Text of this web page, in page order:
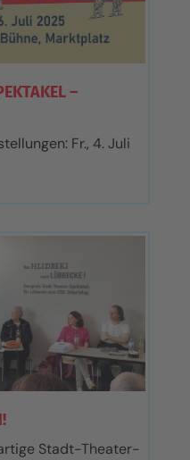
–
Fr., 4. Juli
Stadt-Theater-